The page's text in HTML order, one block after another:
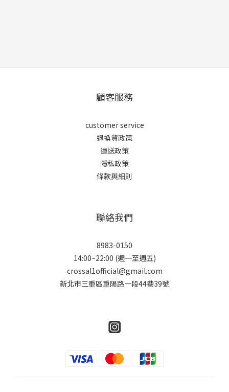
顧客服務
customer service
退換貨政策
運送政策
隱私政策
條款與細則
聯絡我們
8983-0150
14:00~22:00 (週一至週五)
crossal1official@gmail.com
新北市三重區重陽路一段44巷39號